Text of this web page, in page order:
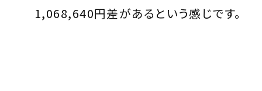
1,068,640円差があるという感じです。